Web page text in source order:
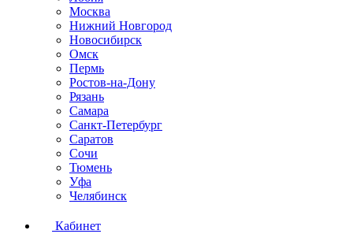
Москва
Нижний Новгород
Новосибирск
Омск
Пермь
Ростов-на-Дону
Рязань
Самара
Санкт-Петербург
Саратов
Сочи
Тюмень
Уфа
Челябинск
Кабинет